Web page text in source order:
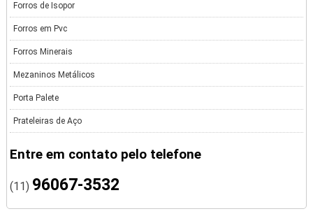
Forros de Isopor
Forros em Pvc
Forros Minerais
Mezaninos Metálicos
Porta Palete
Prateleiras de Aço
Entre em contato pelo telefone
(11) 96067-3532